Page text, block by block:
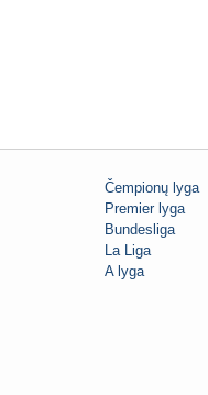
Čempionų lyga
Premier lyga
Bundesliga
La Liga
A lyga